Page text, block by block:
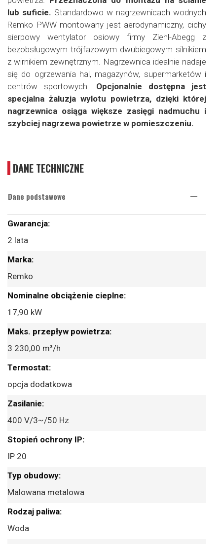
lub suficie. Standardowo w nagrzewnicach wodnych
Remko PWW montowany jest aerodynamiczny, cichy
sierpowy wentylator osiowy firmy Ziehl-Abegg z
bezobsługowym trójfazowym dwubiegowym silnikiem
z wirnikiem zewnętrznym. Nagrzewnica idealnie nadaje
się do ogrzewania hal, magazynów, supermarketów i
centrów sportowych. Opcjonalnie dostępna jest
specjalna żaluzja wylotu powietrza, dzięki której
nagrzewnica osiąga większe zasięgi nadmuchu i
szybciej nagrzewa powietrze w pomieszczeniu.
DANE TECHNICZNE
Dane podstawowe
Więcej
2 lata
Remko
17,90 kW
3 230,00 m³/h
opcja dodatkowa
400 V/3~/50 Hz
IP 20
Malowana metalowa
Woda